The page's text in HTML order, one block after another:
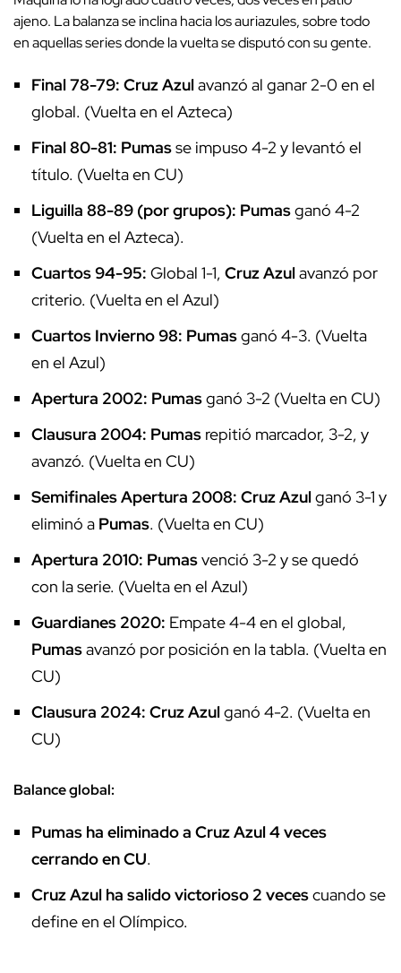
ajeno. La balanza se inclina hacia los auriazules, sobre todo
en aquellas series donde la vuelta se disputó con su gente.
Final 78-79: Cruz Azulavanzó al ganar 2-0 en el
global. (Vuelta en el Azteca)
Final 80-81: Pumasse impuso 4-2 y levantó el
título. (Vuelta en CU)
Liguilla 88-89 (por grupos): Pumasganó 4-2
(Vuelta en el Azteca).
Cuartos 94-95: Global 1-1, Cruz Azulavanzó por
criterio. (Vuelta en el Azul)
Cuartos Invierno 98: Pumasganó 4-3. (Vuelta
en el Azul)
Apertura 2002: Pumasganó 3-2 (Vuelta en CU)
Clausura 2004: Pumas repitió marcador, 3-2, y
avanzó. (Vuelta en CU)
Semifinales Apertura 2008: Cruz Azulganó 3-1 y
eliminó a Pumas. (Vuelta en CU)
Apertura 2010: Pumasvenció 3-2 y se quedó
con la serie. (Vuelta en el Azul)
Guardianes 2020: Empate 4-4 en el global,
Pumasavanzó por posición en la tabla. (Vuelta en
CU)
Clausura 2024: Cruz Azulganó 4-2. (Vuelta en
CU)
Balance global:
Pumas ha eliminado a Cruz Azul 4 veces
cerrando en CU.
Cruz Azul ha salido victorioso 2 vecescuando se
define en el Olímpico.